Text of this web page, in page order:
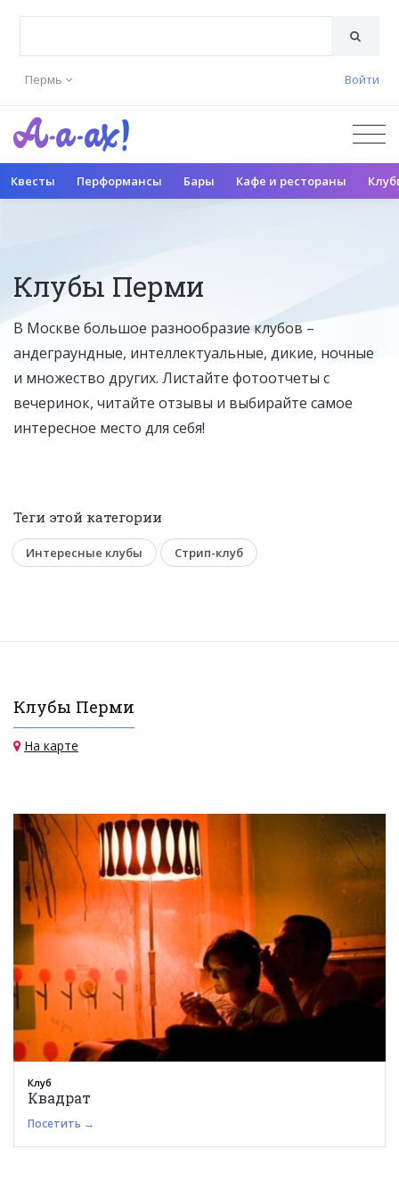
Пермь Войти
Квесты Перформансы Бары Кафе и рестораны
Клубы Перми
В Москве большое разнообразие клубов –
андеграундные, интеллектуальные, дикие, ночные
и множество других. Листайте фотоотчеты с
вечеринок, читайте отзывы и выбирайте самое
интересное место для себя!
Теги этой категории
Интересные клубы Стрип-клуб
Клубы Перми
На карте
Клуб
Квадрат
Посетить →